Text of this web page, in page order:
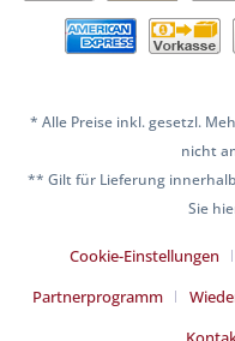
* Alle Preise inkl. gesetzl.
nicht
** Gilt für Lieferung
Sie
Cookie-Einstellungen
Partnerprogramm